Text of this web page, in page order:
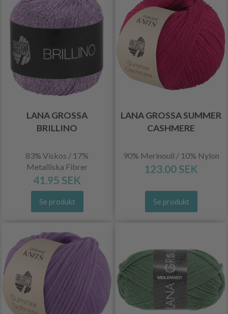
LANA GROSSA
BRILLINO
83% Viskos / 17%
Metalliska Fibrer
41.95 SEK
Se produkt
LANA GROSSA SUMMER
CASHMERE
90% Merinoull / 10% Nylon
123.00 SEK
Se produkt